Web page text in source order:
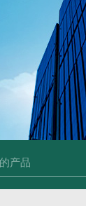
可冲洗电子平台秤